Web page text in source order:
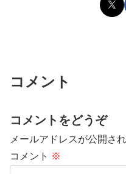
コメント
コメントをどうぞ
メールアドレスが公開さ
コメント ※